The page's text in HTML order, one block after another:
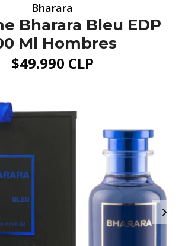
Bharara
Bharara Bleu EDP
Ml Hombres
$49.990 CLP